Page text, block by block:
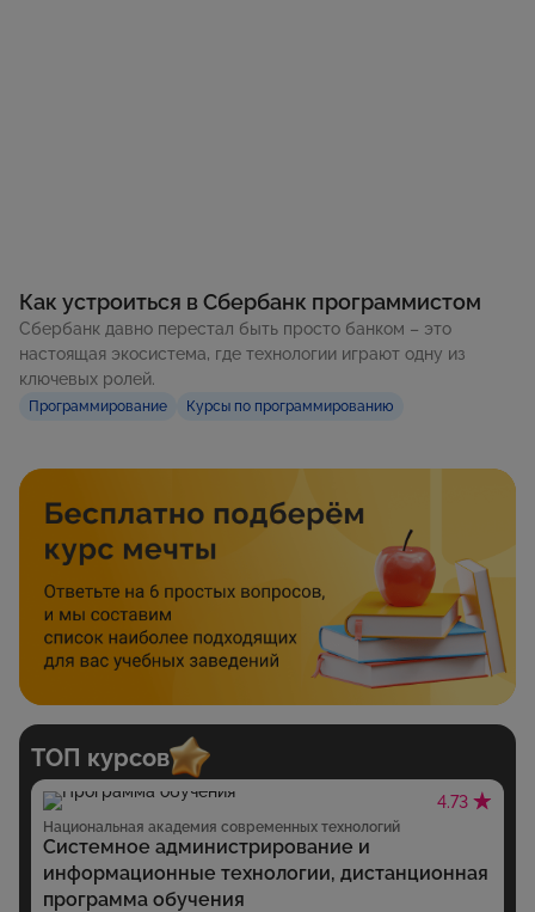
Как устроиться в Сбербанк программистом
Сбербанк давно перестал быть просто банком – это
настоящая экосистема, где технологии играют одну из
ключевых ролей.
Программирование Курсы по программированию
ТОП курсов
4.73
Национальная академия современных технологий
Системное администрирование и
информационные технологии, дистанционная
программа обучения